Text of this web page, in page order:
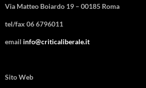
Via Matteo Boiardo 19 – 00185 Roma
tel/fax 06 6796011
email info@criticaliberale.it
Sito Web